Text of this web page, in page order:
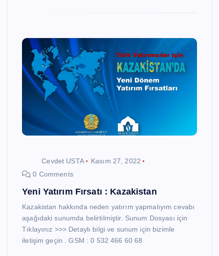
Cevdet USTA
Kasım 27, 2022
0 Comments
Yeni Yatırım Fırsatı : Kazakistan
Kazakistan hakkında neden yatırım yapmalıyım cevabı
aşağıdaki sunumda belirtilmiştir. Sunum Dosyası için
Tıklayınız >>> Detaylı bilgi ve sunum için bizimle
iletişim geçin . GSM : 0 532 466 60 68